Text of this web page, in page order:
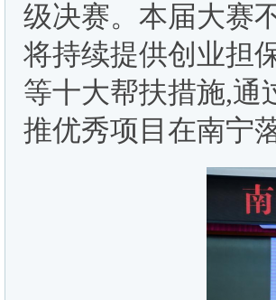
级决赛。本届大赛
将持续提供创业担
等十大帮扶措施,通
推优秀项目在南宁